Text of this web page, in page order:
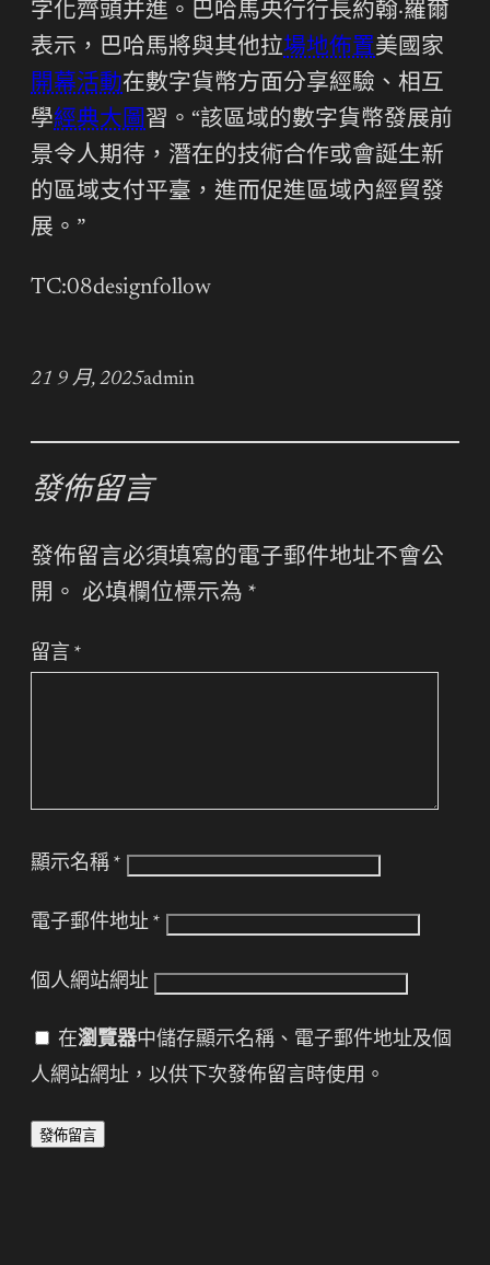
字化齊頭并進。巴哈馬央行行長約翰·羅爾
表示，巴哈馬將與其他拉場地佈置美國家
開幕活動在數字貨幣方面分享經驗、相互
學經典大圖習。“該區域的數字貨幣發展前
景令人期待，潛在的技術合作或會誕生新
的區域支付平臺，進而促進區域內經貿發
展。”
TC:08designfollow
21 9 月, 2025admin
發佈留言
發佈留言必須填寫的電子郵件地址不會公
開。 必填欄位標示為 *
留言 *
顯示名稱 *
電子郵件地址 *
個人網站網址
在瀏覽器中儲存顯示名稱、電子郵件地址及個
人網站網址，以供下次發佈留言時使用。